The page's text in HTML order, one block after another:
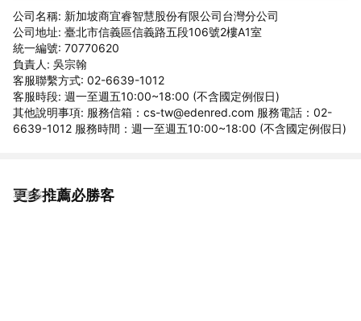
公司名稱: 新加坡商宜睿智慧股份有限公司台灣分公司
公司地址: 臺北市信義區信義路五段106號2樓A1室
統一編號: 70770620
負責人: 吳宗翰
客服聯繫方式: 02-6639-1012
客服時段: 週一至週五10:00~18:00 (不含國定例假日)
其他說明事項: 服務信箱：cs-tw@edenred.com 服務電話：02-
6639-1012 服務時間：週一至週五10:00~18:00 (不含國定例假日)
更多推薦必勝客
看更多